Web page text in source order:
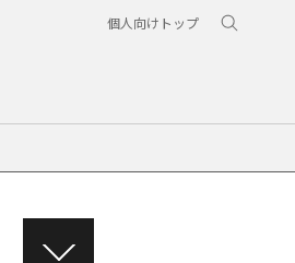
個人向けトップ